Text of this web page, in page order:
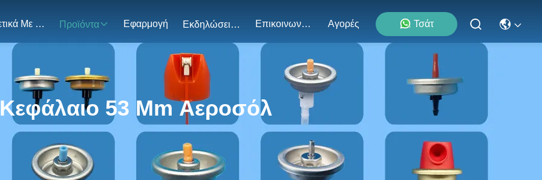
Σχετικά Με Εμάς Προϊόντα Εφαρμογή Εκδηλώσεις Επικοινωνήστε Μαζί Μας Αγορές Τσάτ
Κεφάλαιο 53 Mm Αεροσόλ